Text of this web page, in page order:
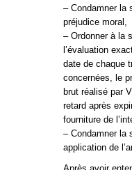
– Condamner la
préjudice moral,
– Ordonner à la
l’évaluation
date de chaque
concernées, le
brut réalisé par
retard après
fourniture de
– Condamner la
application de